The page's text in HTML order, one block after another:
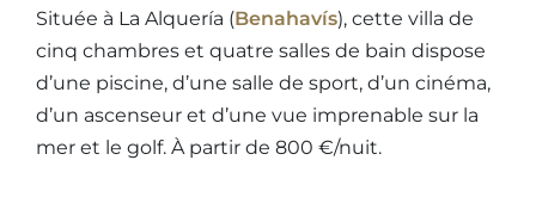
Située à La Alquería (Benahavís), cette villa de
cinq chambres et quatre salles de bain dispose
d’une piscine, d’une salle de sport, d’un cinéma,
d’un ascenseur et d’une vue imprenable sur la
mer et le golf. À partir de 800 €/nuit.